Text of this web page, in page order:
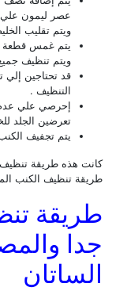
عصر ليمون علي الخليط
ويتم تقليب الخليط جيدا .
يتم غمس قطعة قماش
ويتم تنظيف جميع أجزاء
قد تحتاجين إلي تكرار
إحرصي علي عدم
تعرضين الجلد للخدش
يتم تجفيف الكنب
هذه طريقة تنظيف الكنب
تنظيف الكنب المتسخ